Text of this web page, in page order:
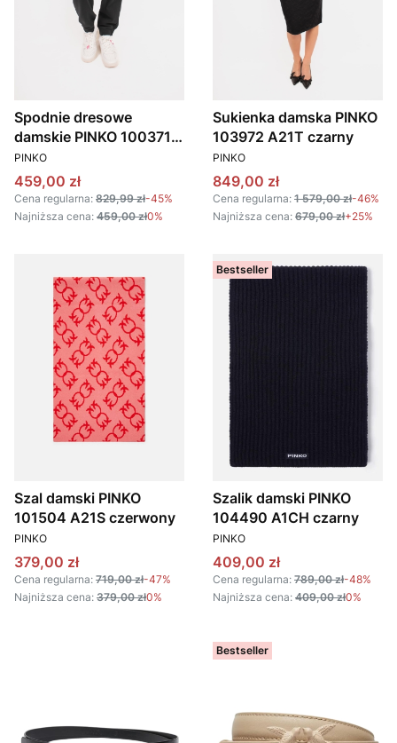
Spodnie dresowe
damskie PINKO 100371
A27V czarny
PRODUCENT
PINKO
Cena promocyjna
459,00 zł
Cena regularna: 829,99 zł-45%
Najniższa cena: 459,00 zł0%
Sukienka damska PINKO
103972 A21T czarny
PRODUCENT
PINKO
Cena promocyjna
849,00 zł
Cena regularna: 1 579,00 zł-46%
Najniższa cena: 679,00 zł+25%
Szal damski PINKO
101504 A21S czerwony
PRODUCENT
PINKO
Cena promocyjna
379,00 zł
Cena regularna: 719,00 zł-47%
Najniższa cena: 379,00 zł0%
Bestseller
Szalik damski PINKO
104490 A1CH czarny
PRODUCENT
PINKO
Cena promocyjna
409,00 zł
Cena regularna: 789,00 zł-48%
Najniższa cena: 409,00 zł0%
Bestseller